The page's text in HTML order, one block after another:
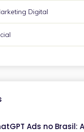
Digital
Ads no Brasil: